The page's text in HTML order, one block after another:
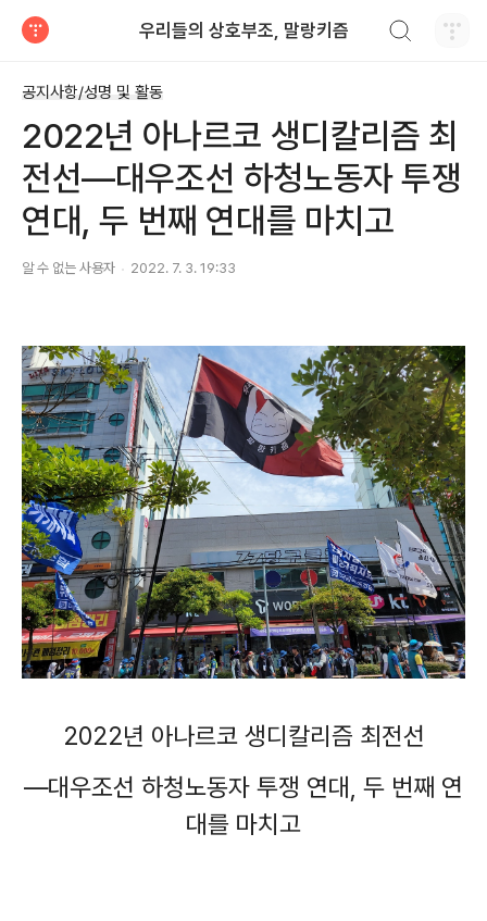
우리들의 상호부조, 말랑키즘
공지사항/성명 및 활동
2022년 아나르코 생디칼리즘 최
전선―대우조선 하청노동자 투쟁
연대, 두 번째 연대를 마치고
알 수 없는 사용자 2022. 7. 3. 19:33
2022년 아나르코 생디칼리즘 최전선
―대우조선 하청노동자 투쟁 연대, 두 번째 연
대를 마치고